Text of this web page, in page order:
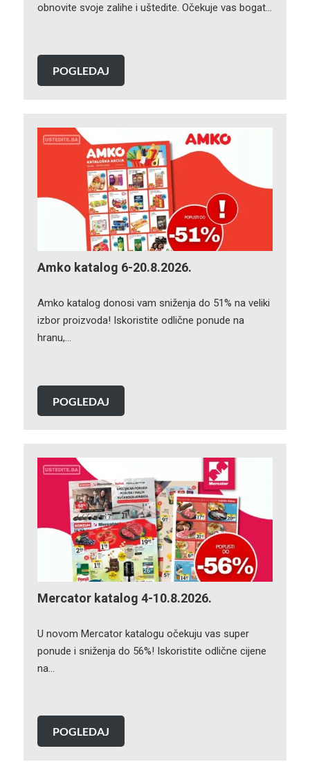
obnovite svoje zalihe i uštedite. Očekuje vas bogat…
POGLEDAJ
Amko katalog 6-20.8.2026.
Amko katalog donosi vam sniženja do 51% na veliki
izbor proizvoda! Iskoristite odlične ponude na
hranu,…
POGLEDAJ
Mercator katalog 4-10.8.2026.
U novom Mercator katalogu očekuju vas super
ponude i sniženja do 56%! Iskoristite odlične cijene
na…
POGLEDAJ